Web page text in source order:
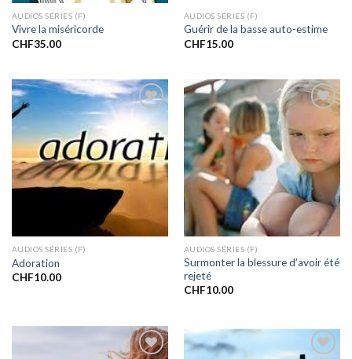
AUDIOS SÉRIES (F)
Vivre la miséricorde
CHF35.00
AUDIOS SÉRIES (F)
Guérir de la basse auto-estime
CHF15.00
à la liste
de
souhaits
AUDIOS SÉRIES (F)
Adoration
CHF10.00
à la liste
de
souhaits
AUDIOS SÉRIES (F)
Surmonter la blessure d’avoir été
rejeté
CHF10.00